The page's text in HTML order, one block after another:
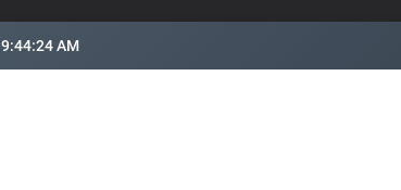
9:44:25 AM